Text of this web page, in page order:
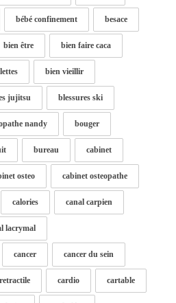
bébé confinement besace
bien être bien faire caca
bien vieillir
jujitsu blessures ski
nandy bouger
bureau cabinet
osteo cabinet osteopathe
calories canal carpien
lacrymal
cancer cancer du sein
cardio cartable